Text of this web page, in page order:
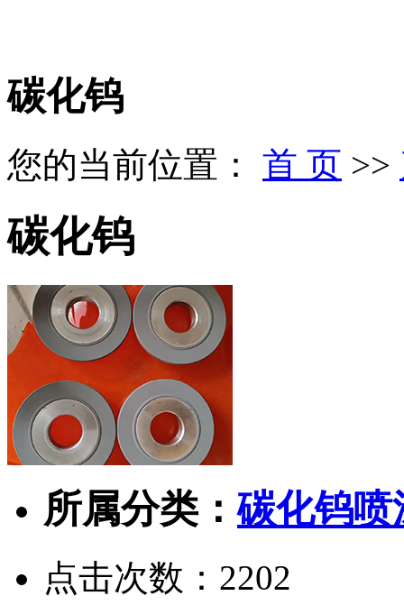
碳化钨
您的当前位置： 首 页 >>
碳化钨
所属分类：碳化钨喷
点击次数： 2202